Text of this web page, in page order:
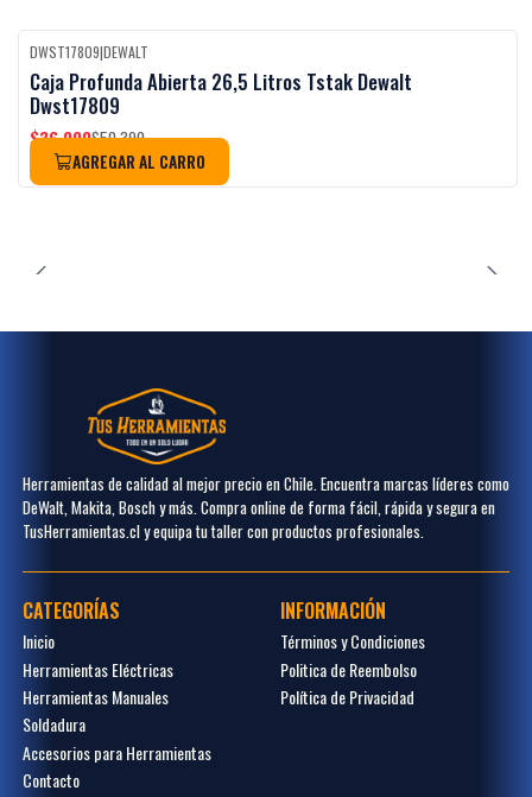
-27%OFF
DWST17809|DEWALT
Caja Profunda Abierta 26,5 Litros Tstak Dewalt
Dwst17809
$36.990$50.390
AGREGAR AL CARRO
Herramientas de calidad al mejor precio en Chile. Encuentra marcas líderes como
DeWalt, Makita, Bosch y más. Compra online de forma fácil, rápida y segura en
TusHerramientas.cl y equipa tu taller con productos profesionales.
CATEGORÍAS
Inicio
Herramientas Eléctricas
Herramientas Manuales
Soldadura
Accesorios para Herramientas
Contacto
INFORMACIÓN
Términos y Condiciones
Politica de Reembolso
Política de Privacidad